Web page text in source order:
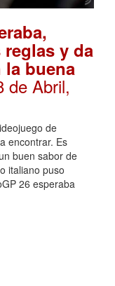
reglas y da
la buena
de Abril,
de
encontrar. Es
buen sabor de
italiano puso
26 esperaba